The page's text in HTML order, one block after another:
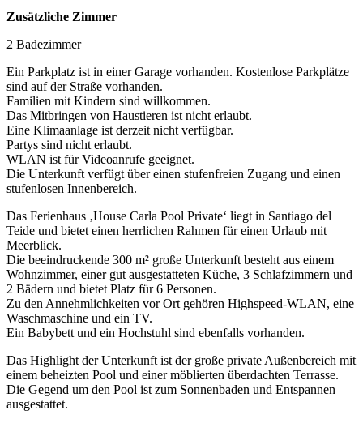
Zusätzliche Zimmer
2 Badezimmer
Ein Parkplatz ist in einer Garage vorhanden. Kostenlose Parkplätze
sind auf der Straße vorhanden.
Familien mit Kindern sind willkommen.
Das Mitbringen von Haustieren ist nicht erlaubt.
Eine Klimaanlage ist derzeit nicht verfügbar.
Partys sind nicht erlaubt.
WLAN ist für Videoanrufe geeignet.
Die Unterkunft verfügt über einen stufenfreien Zugang und einen
stufenlosen Innenbereich.
Das Ferienhaus ‚House Carla Pool Private‘ liegt in Santiago del
Teide und bietet einen herrlichen Rahmen für einen Urlaub mit
Meerblick.
Die beeindruckende 300 m² große Unterkunft besteht aus einem
Wohnzimmer, einer gut ausgestatteten Küche, 3 Schlafzimmern und
2 Bädern und bietet Platz für 6 Personen.
Zu den Annehmlichkeiten vor Ort gehören Highspeed-WLAN, eine
Waschmaschine und ein TV.
Ein Babybett und ein Hochstuhl sind ebenfalls vorhanden.
Das Highlight der Unterkunft ist der große private Außenbereich mit
einem beheizten Pool und einer möblierten überdachten Terrasse.
Die Gegend um den Pool ist zum Sonnenbaden und Entspannen
ausgestattet.